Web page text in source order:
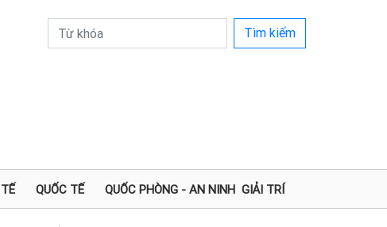
Tìm kiếm
QUỐC TẾ QUỐC PHÒNG - AN NINH GIẢI TRÍ